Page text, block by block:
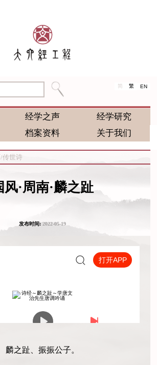
简 繁 EN
经学之声
经学研究
档案资料 关于我们
传世诗
风·周南·麟之趾
发布时间:2022-05-19
麟之趾、振振公子。